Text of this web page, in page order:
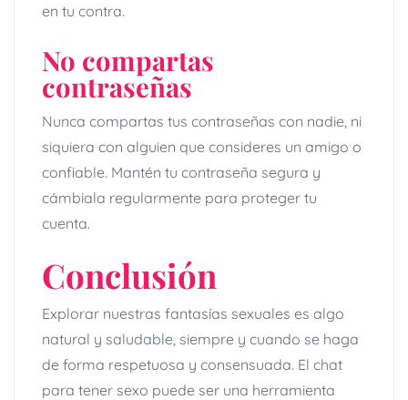
en tu contra.
No compartas
contraseñas
Nunca compartas tus contraseñas con nadie, ni
siquiera con alguien que consideres un amigo o
confiable. Mantén tu contraseña segura y
cámbiala regularmente para proteger tu
cuenta.
Conclusión
Explorar nuestras fantasías sexuales es algo
natural y saludable, siempre y cuando se haga
de forma respetuosa y consensuada. El chat
para tener sexo puede ser una herramienta